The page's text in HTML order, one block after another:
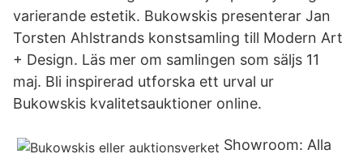
varierande estetik. Bukowskis presenterar Jan
Torsten Ahlstrands konstsamling till Modern Art
+ Design. Läs mer om samlingen som säljs 11
maj. Bli inspirerad utforska ett urval ur
Bukowskis kvalitetsauktioner online.
Showroom: Alla